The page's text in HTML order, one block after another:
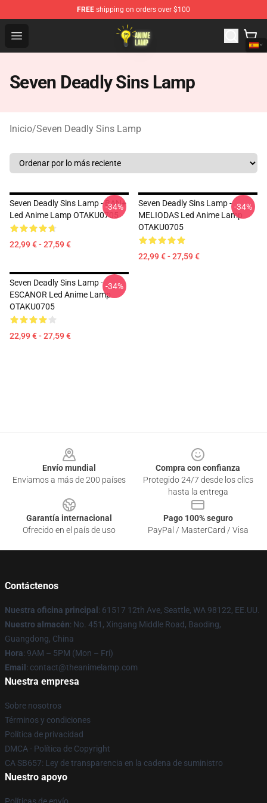
FREE shipping on orders over $100
Open menu
Anime Lamp Shop - The Best Store of Anime Lamp
Seven Deadly Sins Lamp
Inicio/Seven Deadly Sins Lamp
Seven Deadly Sins Lamp - BAN+
Led Anime Lamp OTAKU0705
22,99 € - 27,59 €
-34%
Seven Deadly Sins Lamp -
MELIODAS Led Anime Lamp
OTAKU0705
22,99 € - 27,59 €
-34%
Seven Deadly Sins Lamp -
ESCANOR Led Anime Lamp
OTAKU0705
22,99 € - 27,59 €
-34%
Envío mundial
Enviamos a más de 200 países
Compra con confianza
Protegido 24/7 desde los clics
hasta la entrega
Garantía internacional
Ofrecido en el país de uso
Pago 100% seguro
PayPal / MasterCard / Visa
Contáctenos
Nuestra oficina principal : 61517 12th Ave, Seattle, WA 98122, EE.UU.
Nuestro almacén: No. 451, Xingang Middle Road, Baoding,
Guangdong, China
Hora: 9AM – 5PM (Mon – Fri)
Email : contact@theanimelamp.com
Nuestra empresa
Sobre nosotros
Términos y condiciones
Política de privacidad
DMCA - Política de Copyright
CA SB657: Ley de transparencia en la cadena de suministro
Nuestro apoyo